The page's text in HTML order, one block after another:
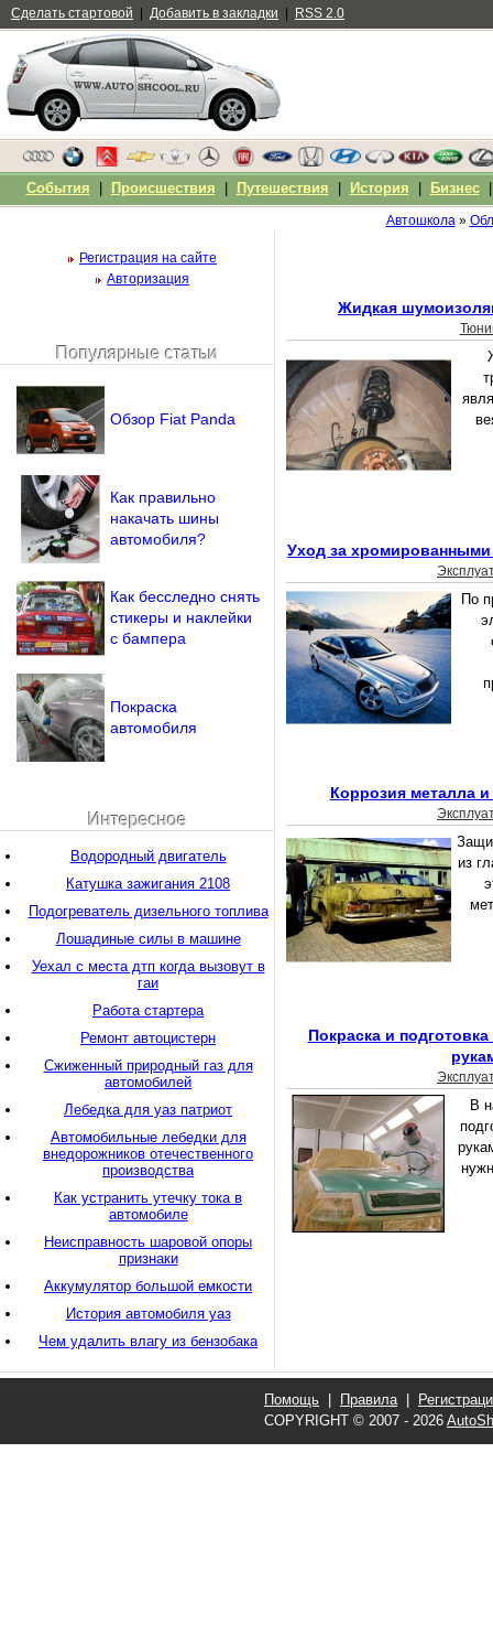
Автошкола»
Жидкая
Уход за
По
Коррозия металла
из
Покраска и
В
Регистрация на сайте
Авторизация
Напомнить пароль?
Популярные статьи
Обзор Fiat Panda
Как правильно
накачать шины
автомобиля?
Как бесследно снять
стикеры и наклейки
с бампера
Покраска
автомобиля
Интересное
Водородный двигатель
Катушка зажигания 2108
Подогреватель дизельного топлива
Лошадиные силы в машине
Уехал с места дтп когда вызовут в
гаи
Работа стартера
Ремонт автоцистерн
Сжиженный природный газ для
автомобилей
Лебедка для уаз патриот
Автомобильные лебедки для
внедорожников отечественного
производства
Как устранить утечку тока в
автомобиле
Неисправность шаровой опоры
признаки
Аккумулятор большой емкости
История автомобиля уаз
Чем удалить влагу из бензобака
Сделать стартовой Добавить в закладки RSS 2.0
События Происшествия Путешествия История Бизнес
Помощь Правила|
COPYRIGHT © 2007 - 2026